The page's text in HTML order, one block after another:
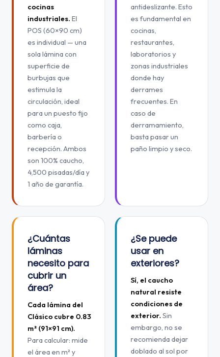
cocinas
industriales. El
POS (60×90 cm)
es individual — una
sola lámina con
superficie de
burbujas que
estimula la
circulación, ideal
para un puesto fijo
como caja,
barbería o
recepción. Ambos
son 100% caucho,
4,500 pisadas/día y
1 año de garantía.
antideslizante. Esto
es fundamental en
cocinas,
restaurantes,
laboratorios y
zonas industriales
donde hay
derrames
frecuentes. En
caso de
derramamiento,
basta pasar un
paño limpio y seco.
¿Cuántas
láminas
necesito para
cubrir un
área?
Cada lámina del
Clásico cubre 0.83
m² (91×91 cm).
Para calcular: mide
el área en m² y
¿Se puede
usar en
exteriores?
Sí, el caucho
natural resiste
condiciones de
exterior. Sin
embargo, no se
recomienda dejar
doblado al sol por